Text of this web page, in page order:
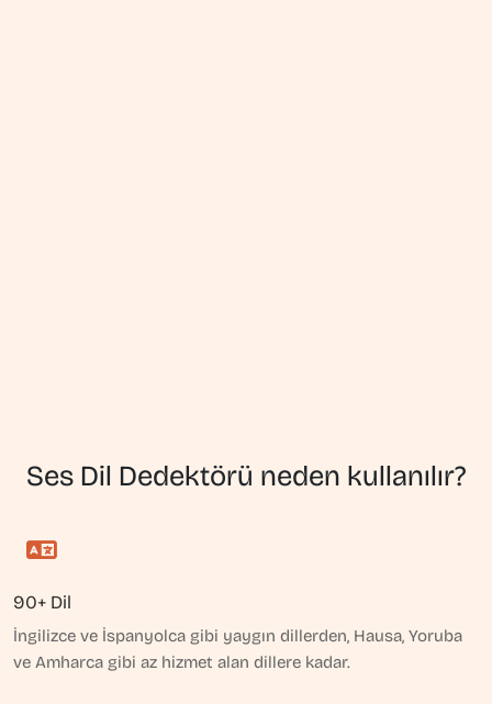
Ses Dil Dedektörü neden kullanılır?
90+ Dil
İngilizce ve İspanyolca gibi yaygın dillerden, Hausa, Yoruba
ve Amharca gibi az hizmet alan dillere kadar.